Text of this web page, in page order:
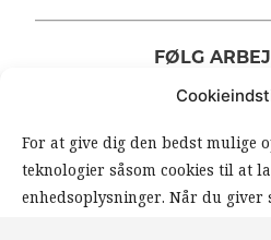
For at give dig den bedst mulige
teknologier såsom cookies til at
enhedsoplysninger. Når du giver
teknologier, giver du os
FØLG
|